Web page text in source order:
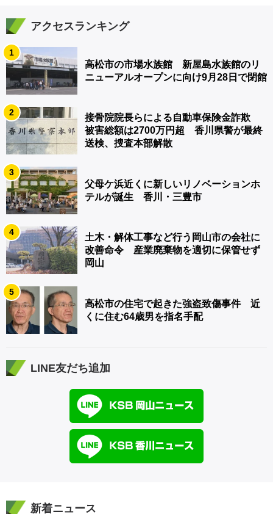
アクセスランキング
1
高松市の市場水族館 新屋島水族館のリ
ニューアルオープンに向け9月28日で閉館
2
接骨院院長らによる自動車保険金詐欺
被害総額は2700万円超 香川県警が最終
送検、捜査本部解散
3
父母ケ浜近くに新しいリノベーションホ
テルが誕生 香川・三豊市
4
土木・解体工事など行う岡山市の会社に
改善命令 産業廃棄物を適切に保管せず
岡山
5
高松市の住宅で起きた強盗致傷事件 近
くに住む64歳男を指名手配
LINE友だち追加
新着ニュース